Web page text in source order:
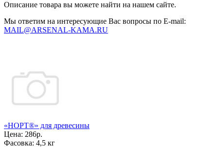
Описание товара вы можете найти на нашем сайте.
Мы ответим на интересующие Вас вопросы по E-mail:
MAIL@ARSENAL-KAMA.RU
«НОРТ®» для древесины
Цена: 286р.
Фасовка: 4,5 кг